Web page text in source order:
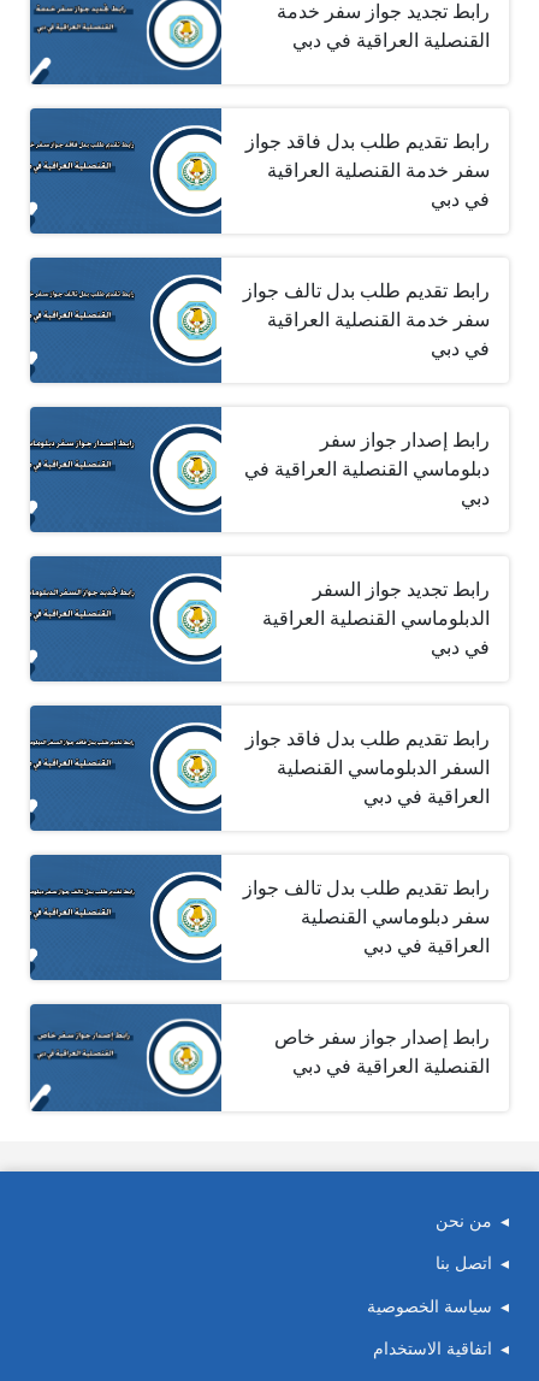
رابط تجديد جواز سفر خدمة
القنصلية العراقية في دبي
رابط تقديم طلب بدل فاقد جواز
سفر خدمة القنصلية العراقية
في دبي
رابط تقديم طلب بدل تالف جواز
سفر خدمة القنصلية العراقية
في دبي
رابط إصدار جواز سفر
دبلوماسي القنصلية العراقية في
دبي
رابط تجديد جواز السفر
الدبلوماسي القنصلية العراقية
في دبي
رابط تقديم طلب بدل فاقد جواز
السفر الدبلوماسي القنصلية
العراقية في دبي
رابط تقديم طلب بدل تالف جواز
سفر دبلوماسي القنصلية
العراقية في دبي
رابط إصدار جواز سفر خاص
القنصلية العراقية في دبي
من نحن
اتصل بنا
سياسة الخصوصية
اتفاقية الاستخدام